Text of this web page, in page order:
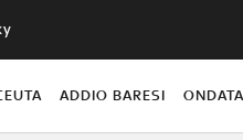
ADDIO BARESI